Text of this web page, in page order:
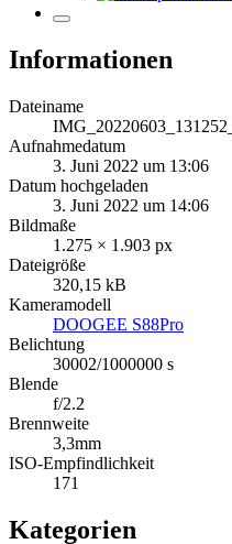
Informationen
Dateiname
Aufnahmedatum
3. Juni 2022 um 13:06
Datum hochgeladen
3. Juni 2022 um 14:06
Bildmaße
1.275 × 1.903 px
Dateigröße
320,15 kB
Kameramodell
DOOGEE S88Pro
Belichtung
30002/1000000 s
Blende
f/2.2
Brennweite
3,3mm
ISO-Empfindlichkeit
171
Kategorien